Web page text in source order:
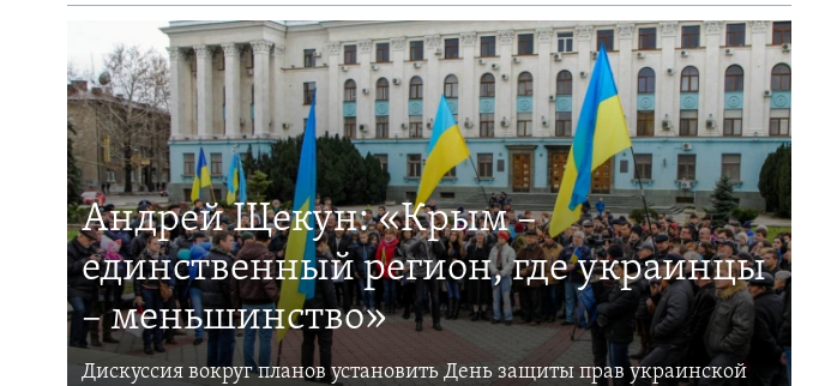
Андрей Щекун: «Крым –
единственный регион, где украинцы
– меньшинство»
Дискуссия вокруг планов установить День защиты прав украинской